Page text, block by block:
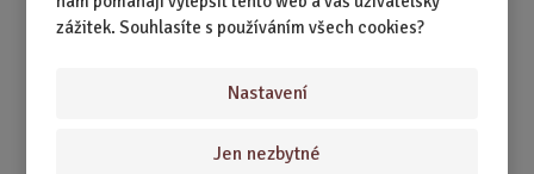
zážitek. Souhlasíte s používáním všech cookies?
Nastavení
Jen nezbytné
DÁRKY K PŘÍLEŽITOSTEM